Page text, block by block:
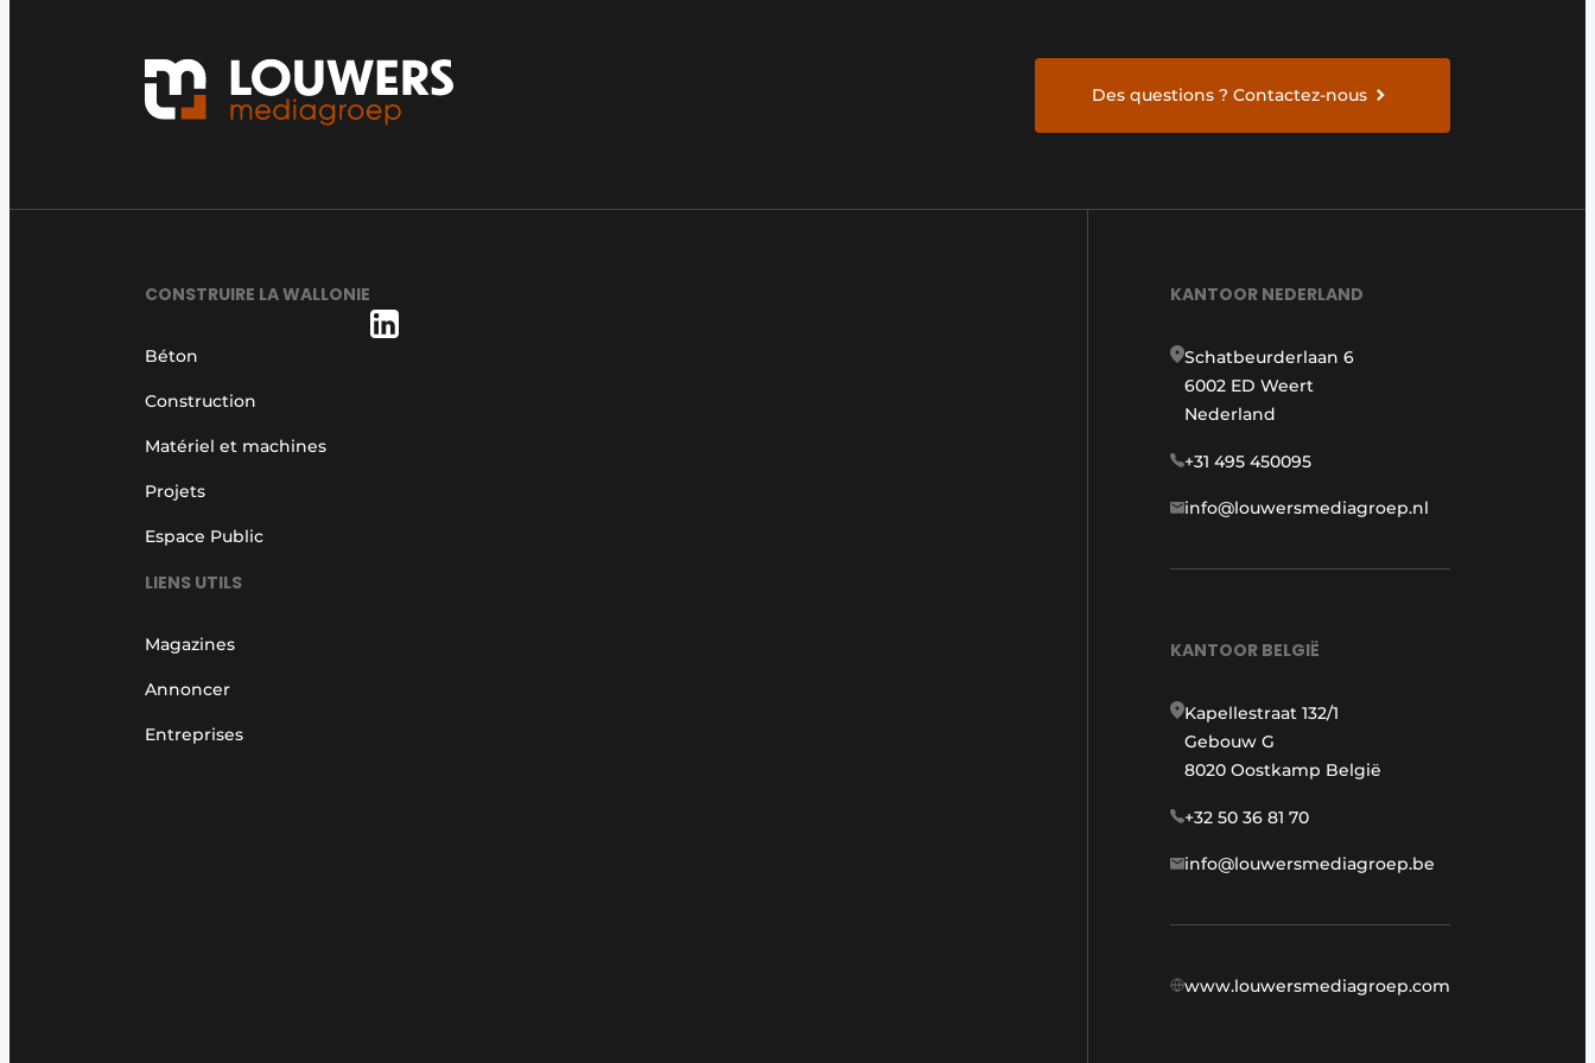
Des questions ? Contactez-nous
CONSTRUIRE LA WALLONIE
Béton
Construction
Matériel et machines
Projets
Espace Public
LIENS UTILS
Magazines
Annoncer
Entreprises
KANTOOR NEDERLAND
Schatbeurderlaan 6
6002 ED Weert
Nederland
+31 495 450095
info@louwersmediagroep.nl
KANTOOR BELGIË
Kapellestraat 132/1
Gebouw G
8020 Oostkamp België
+32 50 36 81 70
info@louwersmediagroep.be
www.louwersmediagroep.com